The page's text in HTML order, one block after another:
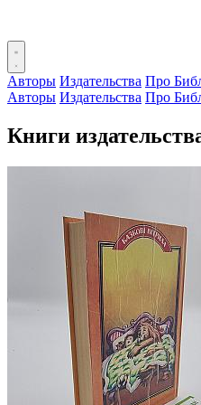
Авторы Издательства Про
Авторы Издательства Про
Книги